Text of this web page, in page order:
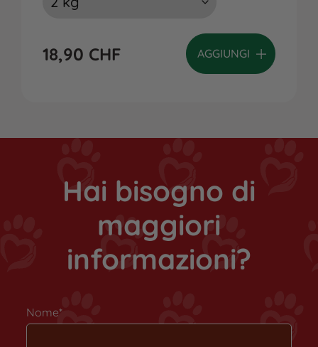
18,90 CHF AGGIUNGI
Hai bisogno di
maggiori
informazioni?
Nome*